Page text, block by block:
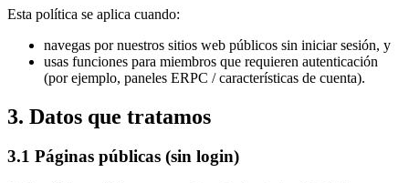
Esta política se aplica cuando:
navegas por nuestros sitios web públicos sin iniciar sesión, y
usas funciones para miembros que requieren autenticación
(por ejemplo, paneles ERPC / características de cuenta).
3. Datos que tratamos
3.1 Páginas públicas (sin login)